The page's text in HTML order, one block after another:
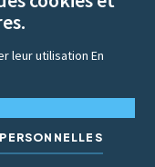
leur utilisationEn